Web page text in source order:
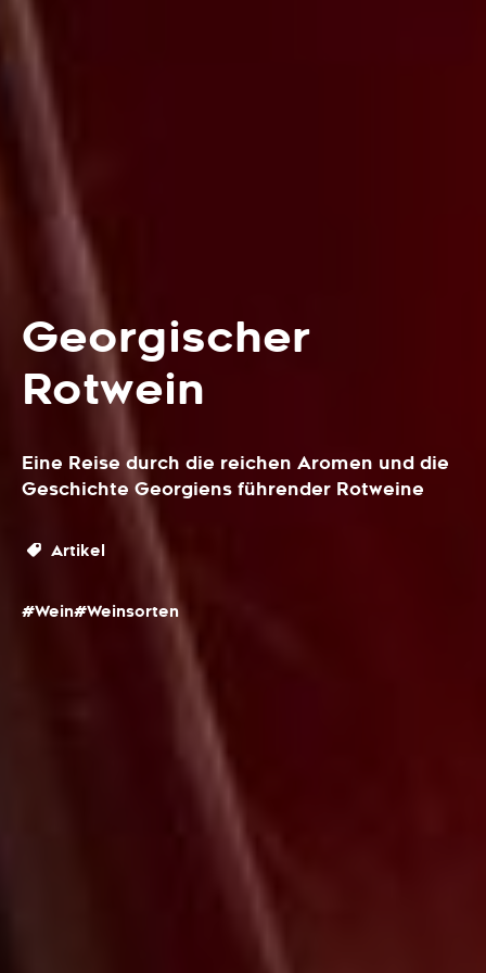
Georgischer
Rotwein
Eine Reise durch die reichen Aromen und die
Geschichte Georgiens führender Rotweine
Artikel
#Wein#Weinsorten